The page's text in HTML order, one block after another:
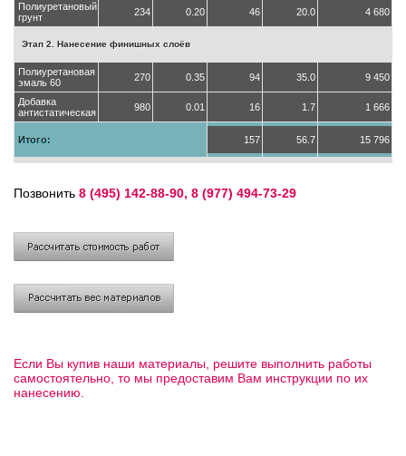
Полиуретановый
грунт
234 0.20 46 20.0 4 680
Этап 2. Нанесение финишных слоёв
Полиуретановая
эмаль 60
270 0.35 94 35.0 9 450
Добавка
антистатическая
980 0.01 16 1.7 1 666
Итого: 157 56.7 15 796
Позвонить 8 (495) 142-88-90, 8 (977) 494-73-29
Если Вы купив наши материалы, решите выполнить работы
самостоятельно, то мы предоставим Вам инструкции по их
нанесению.